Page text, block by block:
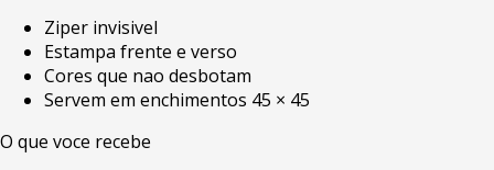
Ziper invisivel
Estampa frente e verso
Cores que nao desbotam
Servem em enchimentos 45 × 45
O que voce recebe